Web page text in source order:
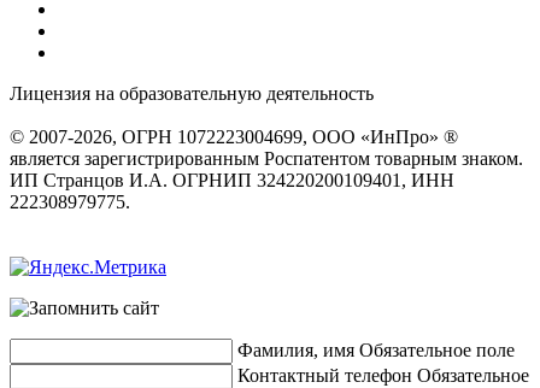
Лицензия на образовательную деятельность
© 2007-2026, ОГРН 1072223004699, ООО «ИнПро» ®
является зарегистрированным Роспатентом товарным знаком.
ИП Странцов И.А. ОГРНИП 324220200109401, ИНН
222308979775.
Фамилия, имя Обязательное поле
Контактный телефон Обязательное